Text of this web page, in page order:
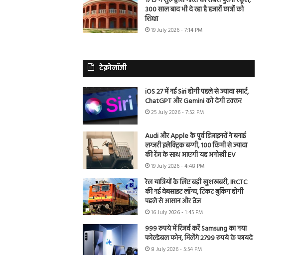
300 साल बाद भी दे रहा है हजारों छात्रों को
शिक्षा
19 July 2026 - 7:14 PM
टेक्नोलॉजी
iOS 27 में नई Siri होगी पहले से ज्यादा स्मार्ट,
ChatGPT और Gemini को देगी टक्कर
25 July 2026 - 7:52 PM
Audi और Apple के पूर्व डिजाइनरों ने बनाई
लग्जरी इलेक्ट्रिक बग्गी, 100 किमी से ज्यादा
की रेंज के साथ आएगी यह अनोखी EV
19 July 2026 - 4:48 PM
रेल यात्रियों के लिए बड़ी खुशखबरी, IRCTC
की नई वेबसाइट लॉन्च, टिकट बुकिंग होगी
पहले से आसान और तेज
16 July 2026 - 1:45 PM
999 रुपये में रिजर्व करें Samsung का नया
फोल्डेबल फोन, मिलेंगे 2799 रुपये के फायदे
8 July 2026 - 5:54 PM